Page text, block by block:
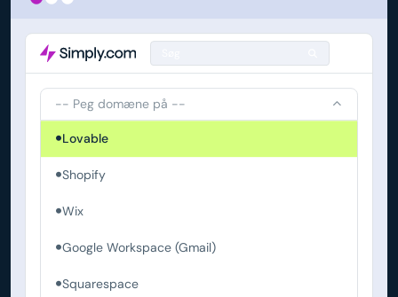
-- Peg domæne på --
Lovable
Shopify
Wix
Google Workspace (Gmail)
Squarespace